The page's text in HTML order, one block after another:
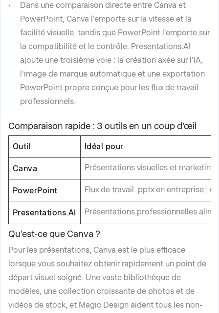
Dans une comparaison directe entre Canva et
PowerPoint, Canva l'emporte sur la vitesse et la
facilité visuelle, tandis que PowerPoint l'emporte sur
la compatibilité et le contrôle. Presentations.AI
ajoute une troisième voie : la création axée sur l'IA,
l'image de marque automatique et une exportation
PowerPoint propre conçue pour les flux de travail
professionnels.
Comparaison rapide : 3 outils en un coup d'œil
Outil Idéal pour
Canva Présentations visuelles et
PowerPoint Flux de travail .pptx en entreprise ;
Presentations.AI Présentations professionnelles
Qu'est-ce que Canva ?
Pour les présentations, Canva est le plus efficace
lorsque vous souhaitez obtenir rapidement un point de
départ visuel soigné. Une vaste bibliothèque de
modèles, une collection croissante de photos et de
vidéos de stock, et Magic Design aident tous les non-